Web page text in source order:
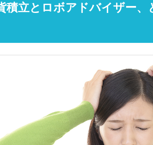
積立とロボアドバイザー